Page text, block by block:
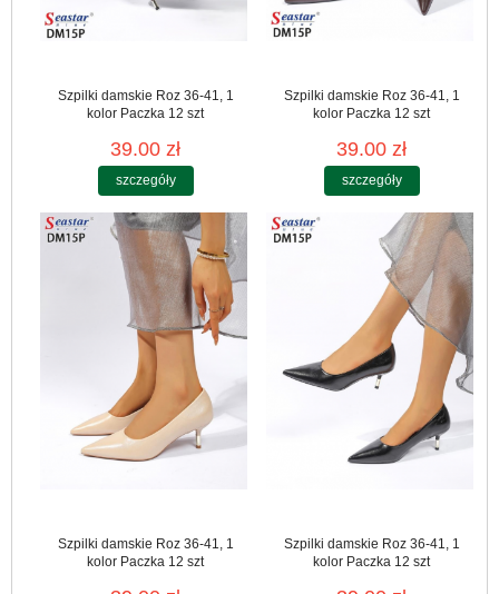
Szpilki damskie Roz 36-41, 1
kolor Paczka 12 szt
39.00 zł
szczegóły
Szpilki damskie Roz 36-41, 1
kolor Paczka 12 szt
39.00 zł
szczegóły
Szpilki damskie Roz 36-41, 1
kolor Paczka 12 szt
Szpilki damskie Roz 36-41, 1
kolor Paczka 12 szt